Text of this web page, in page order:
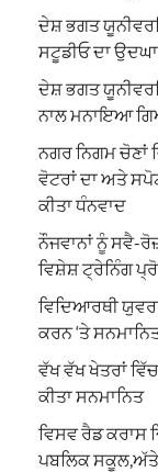
ਦੇਸ਼ ਭਗਤ
ਸਟੂਡੀਓ ਦਾ
ਦੇਸ਼ ਭਗਤ
ਨਾਲ ਮਨਾਇਆ
ਨਗਰ ਨਿਗਮ ਚੋਣਾਂ
ਵੋਟਰਾਂ ਦਾ ਅਤੇ
ਕੀਤਾ ਧੰਨਵਾਦ
ਨੌਜਵਾਨਾਂ ਨੂੰ ਸਵੈ-
ਵਿਸ਼ੇਸ਼ ਟ੍ਰੇਨਿੰਗ
ਵਿਦਿਆਰਥੀ
ਕਰਨ ‘ਤੇ
ਵੱਖ ਵੱਖ ਖੇਤਰਾਂ
ਕੀਤਾ ਸਨਮਾਨਿਤ
ਵਿਸਵ ਰੈਡ ਕਰਾਸ
ਪਬਲਿਕ